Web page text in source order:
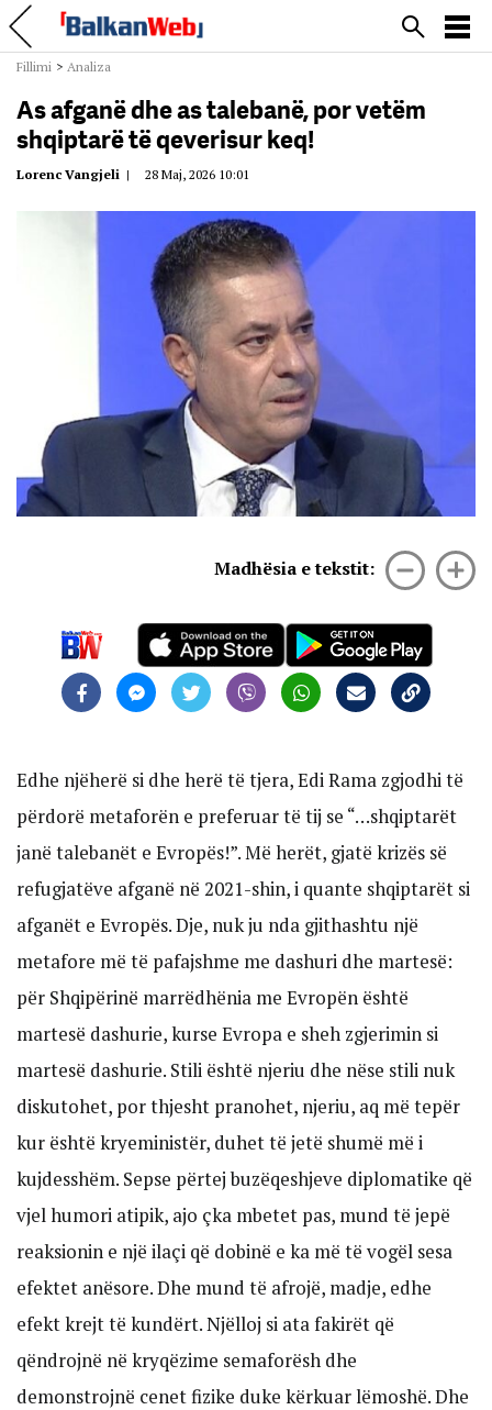
Fillimi > Analiza
As afganë dhe as talebanë, por vetëm
shqiptarë të qeverisur keq!
Lorenc Vangjeli | 28 Maj, 2026 10:01
Madhësia e tekstit:
Edhe njëherë si dhe herë të tjera, Edi Rama zgjodhi të
përdorë metaforën e preferuar të tij se “…shqiptarët
janë talebanët e Evropës!”. Më herët, gjatë krizës së
refugjatëve afganë në 2021-shin, i quante shqiptarët si
afganët e Evropës. Dje, nuk ju nda gjithashtu një
metafore më të pafajshme me dashuri dhe martesë:
për Shqipërinë marrëdhënia me Evropën është
martesë dashurie, kurse Evropa e sheh zgjerimin si
martesë dashurie. Stili është njeriu dhe nëse stili nuk
diskutohet, por thjesht pranohet, njeriu, aq më tepër
kur është kryeministër, duhet të jetë shumë më i
kujdesshëm. Sepse përtej buzëqeshjeve diplomatike që
vjel humori atipik, ajo çka mbetet pas, mund të jepë
reaksionin e një ilaçi që dobinë e ka më të vogël sesa
efektet anësore. Dhe mund të afrojë, madje, edhe
efekt krejt të kundërt. Njëlloj si ata fakirët që
qëndrojnë në kryqëzime semaforësh dhe
demonstrojnë cenet fizike duke kërkuar lëmoshë. Dhe